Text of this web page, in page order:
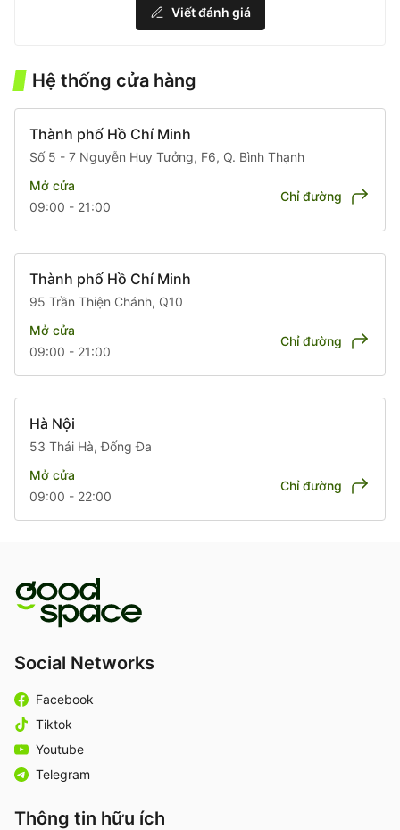
Viết đánh giá
Hệ thống cửa hàng
Thành phố Hồ Chí Minh
Số 5 - 7 Nguyễn Huy Tưởng, F6, Q. Bình Thạnh
Mở cửa
09:00 - 21:00
Chỉ đường
Thành phố Hồ Chí Minh
95 Trần Thiện Chánh, Q10
Mở cửa
09:00 - 21:00
Chỉ đường
Hà Nội
53 Thái Hà, Đống Đa
Mở cửa
09:00 - 22:00
Chỉ đường
Social Networks
Facebook
Tiktok
Youtube
Telegram
Thông tin hữu ích